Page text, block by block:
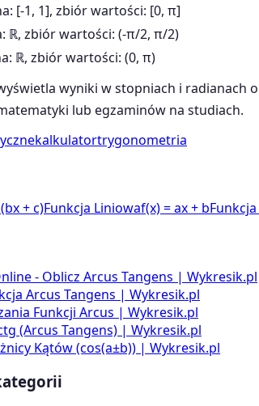
[-1, 1], zbiór wartości: [0, π]
ℝ, zbiór wartości: (-π/2, π/2)
ℝ, zbiór wartości: (0, π)
wyniki w stopniach i radianach
lub egzaminów na studiach.
kalkulatortrygonometria
+ c)Funkcja Liniowaf(x) = ax + b
- Oblicz Arcus Tangens | Wykresik.pl
Arcus Tangens | Wykresik.pl
Funkcji Arcus | Wykresik.pl
(Arcus Tangens) | Wykresik.pl
Kątów (cos(a±b)) | Wykresik.pl